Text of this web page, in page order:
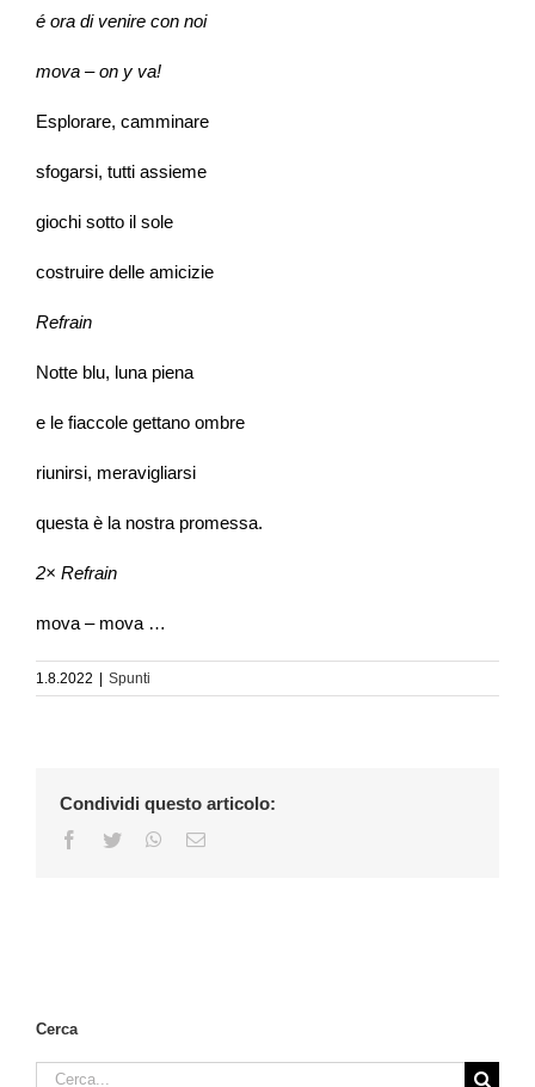
é ora di venire con noi
mova – on y va!
Esplorare, camminare
sfogarsi, tutti assieme
giochi sotto il sole
costruire delle amicizie
Refrain
Notte blu, luna piena
e le fiaccole gettano ombre
riunirsi, meravigliarsi
questa è la nostra promessa.
2× Refrain
mova – mova …
1.8.2022 Spunti
Condividi questo articolo:
Facebook
Twitter WhatsApp
Email
Cerca
Cerca